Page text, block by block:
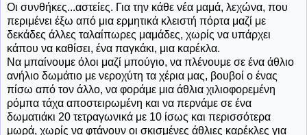
Οι συνθήκες...αστείες. Για την κάθε νέα μαμά, λεχώνα, που
περιμένει έξω από μια ερμητικά κλειστή πόρτα μαζί με
δεκάδες άλλες ταλαίπωρες μαμάδες, χωρίς να υπάρχει
κάπου να καθίσει, ένα παγκάκι, μια καρέκλα.
Να μπαίνουμε όλοι μαζί μπούγιο, να πλένουμε σε ένα άθλιο
ανήλιο δωμάτιο με νεροχύτη τα χέρια μας, βουβοί ο ένας
πίσω από τον άλλο, να φοράμε μια άθλια χιλιοφορεμένη
ρόμπα τάχα αποστειρωμένη και να περνάμε σε ένα
δωματιάκι 20 τετραγωνικά με 10 ίσως και περισσότερα
μωρά, χωρίς να φτάνουν οι σκισμένες άθλιες καρέκλες για